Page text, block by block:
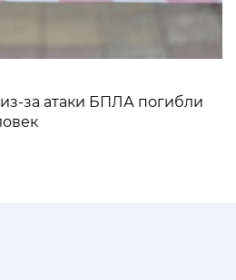
за атаки БПЛА погибли